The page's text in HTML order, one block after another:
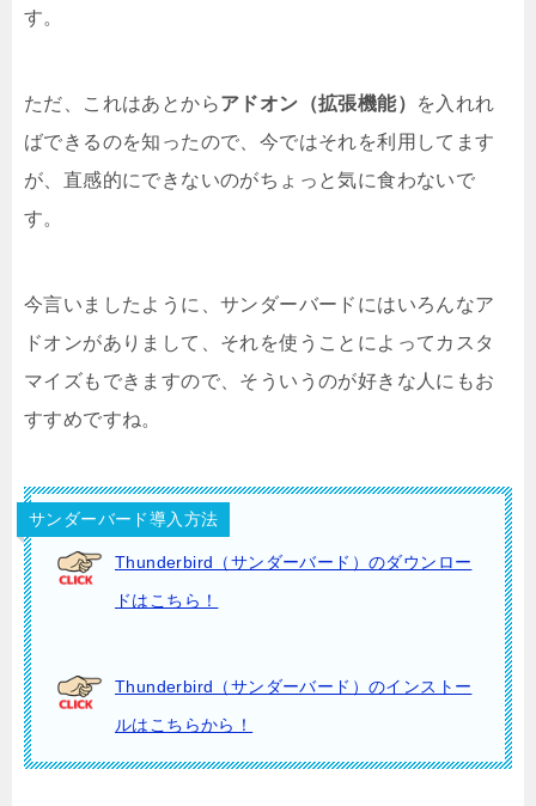
す。
ただ、これはあとからアドオン（拡張機能）
を入れれ
ばできるのを知ったので、今ではそれを利用してます
が、直感的にできないのがちょっと気に食わないで
す。
今言いましたように、サンダーバードにはいろんなア
ドオンがありまして、それを使うことによってカスタ
マイズもできますので、そういうのが好きな人にもお
すすめですね。
サンダーバード導入方法
Thunderbird（サンダーバード）のダウンロー
ドはこちら！
Thunderbird（サンダーバード）のインストー
ルはこちらから！